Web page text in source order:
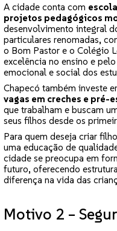
A cidade conta com
projetos pedagógicos
desenvolvimento integral
particulares renomadas,
o Bom Pastor e o Colégio
excelência no ensino e
emocional e social dos
Chapecó também investe
vagas em creches e pré-
que trabalham e buscam
seus filhos desde os
Para quem deseja criar
uma educação de
cidade se preocupa em
futuro, oferecendo
diferença na vida das
Motivo 2 –